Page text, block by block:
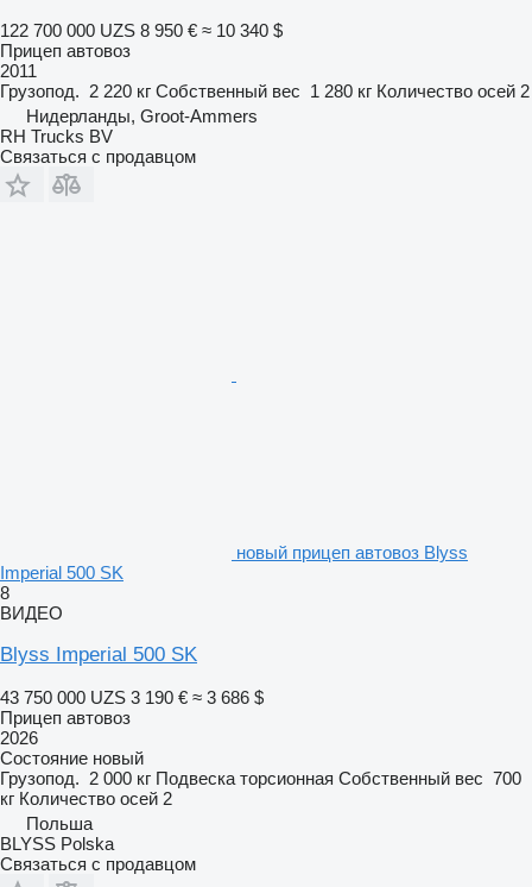
122 700 000 UZS 8 950 € ≈ 10 340 $
Прицеп автовоз
2011
Грузопод. 2 220 кг Собственный вес 1 280 кг Количество осей 2
Нидерланды, Groot-Ammers
RH Trucks BV
Связаться с продавцом
новый прицеп автовоз Blyss
Imperial 500 SK
8
ВИДЕО
Blyss Imperial 500 SK
43 750 000 UZS 3 190 € ≈ 3 686 $
Прицеп автовоз
2026
Состояние новый
Грузопод. 2 000 кг Подвеска торсионная Собственный вес 700
кг Количество осей 2
Польша
BLYSS Polska
Связаться с продавцом